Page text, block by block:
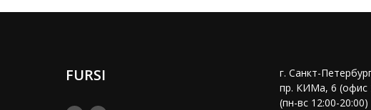
FURSI
г. Санкт-
пр. КИМа, 6 (офис
(пн-вс 12:00-20:00)